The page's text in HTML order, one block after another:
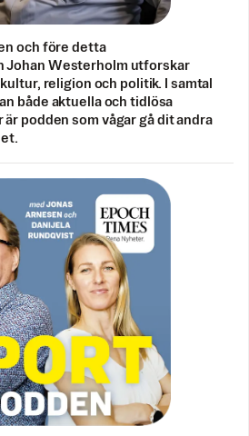
och före detta
Westerholm utforskar
religion och politik. I samtal
både aktuella och tidlösa
podden som vågar gå dit andra